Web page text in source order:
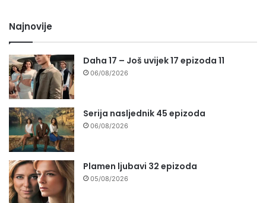
Najnovije
Daha 17 – Još uvijek 17 epizoda 11
06/08/2026
Serija nasljednik 45 epizoda
06/08/2026
Plamen ljubavi 32 epizoda
05/08/2026